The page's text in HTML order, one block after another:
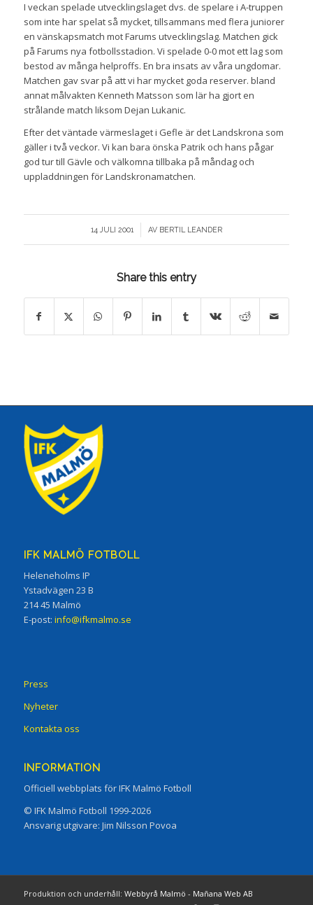
I veckan spelade utvecklingslaget dvs. de spelare i A-truppen
som inte har spelat så mycket, tillsammans med flera juniorer
en vänskapsmatch mot Farums utvecklingslag. Matchen gick
på Farums nya fotbollsstadion. Vi spelade 0-0 mot ett lag som
bestod av många helproffs. En bra insats av våra ungdomar.
Matchen gav svar på att vi har mycket goda reserver. bland
annat målvakten Kenneth Matsson som lär ha gjort en
strålande match liksom Dejan Lukanic.
Efter det väntade värmeslaget i Gefle är det Landskrona som
gäller i två veckor. Vi kan bara önska Patrik och hans pågar
god tur till Gävle och välkomna tillbaka på måndag och
uppladdningen för Landskronamatchen.
14 JULI 2001
/ AV BERTIL LEANDER
Share this entry
IFK MALMÖ FOTBOLL
Heleneholms IP
Ystadvägen 23 B
214 45 Malmö
E-post: info@ifkmalmo.se
Press
Nyheter
Kontakta oss
INFORMATION
Officiell webbplats för IFK Malmö Fotboll
© IFK Malmö Fotboll 1999-2026
Ansvarig utgivare: Jim Nilsson Povoa
Produktion och underhåll: Webbyrå Malmö - Mañana Web AB